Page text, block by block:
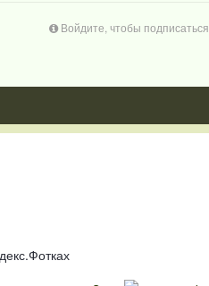
Войдите, чтобы подписаться